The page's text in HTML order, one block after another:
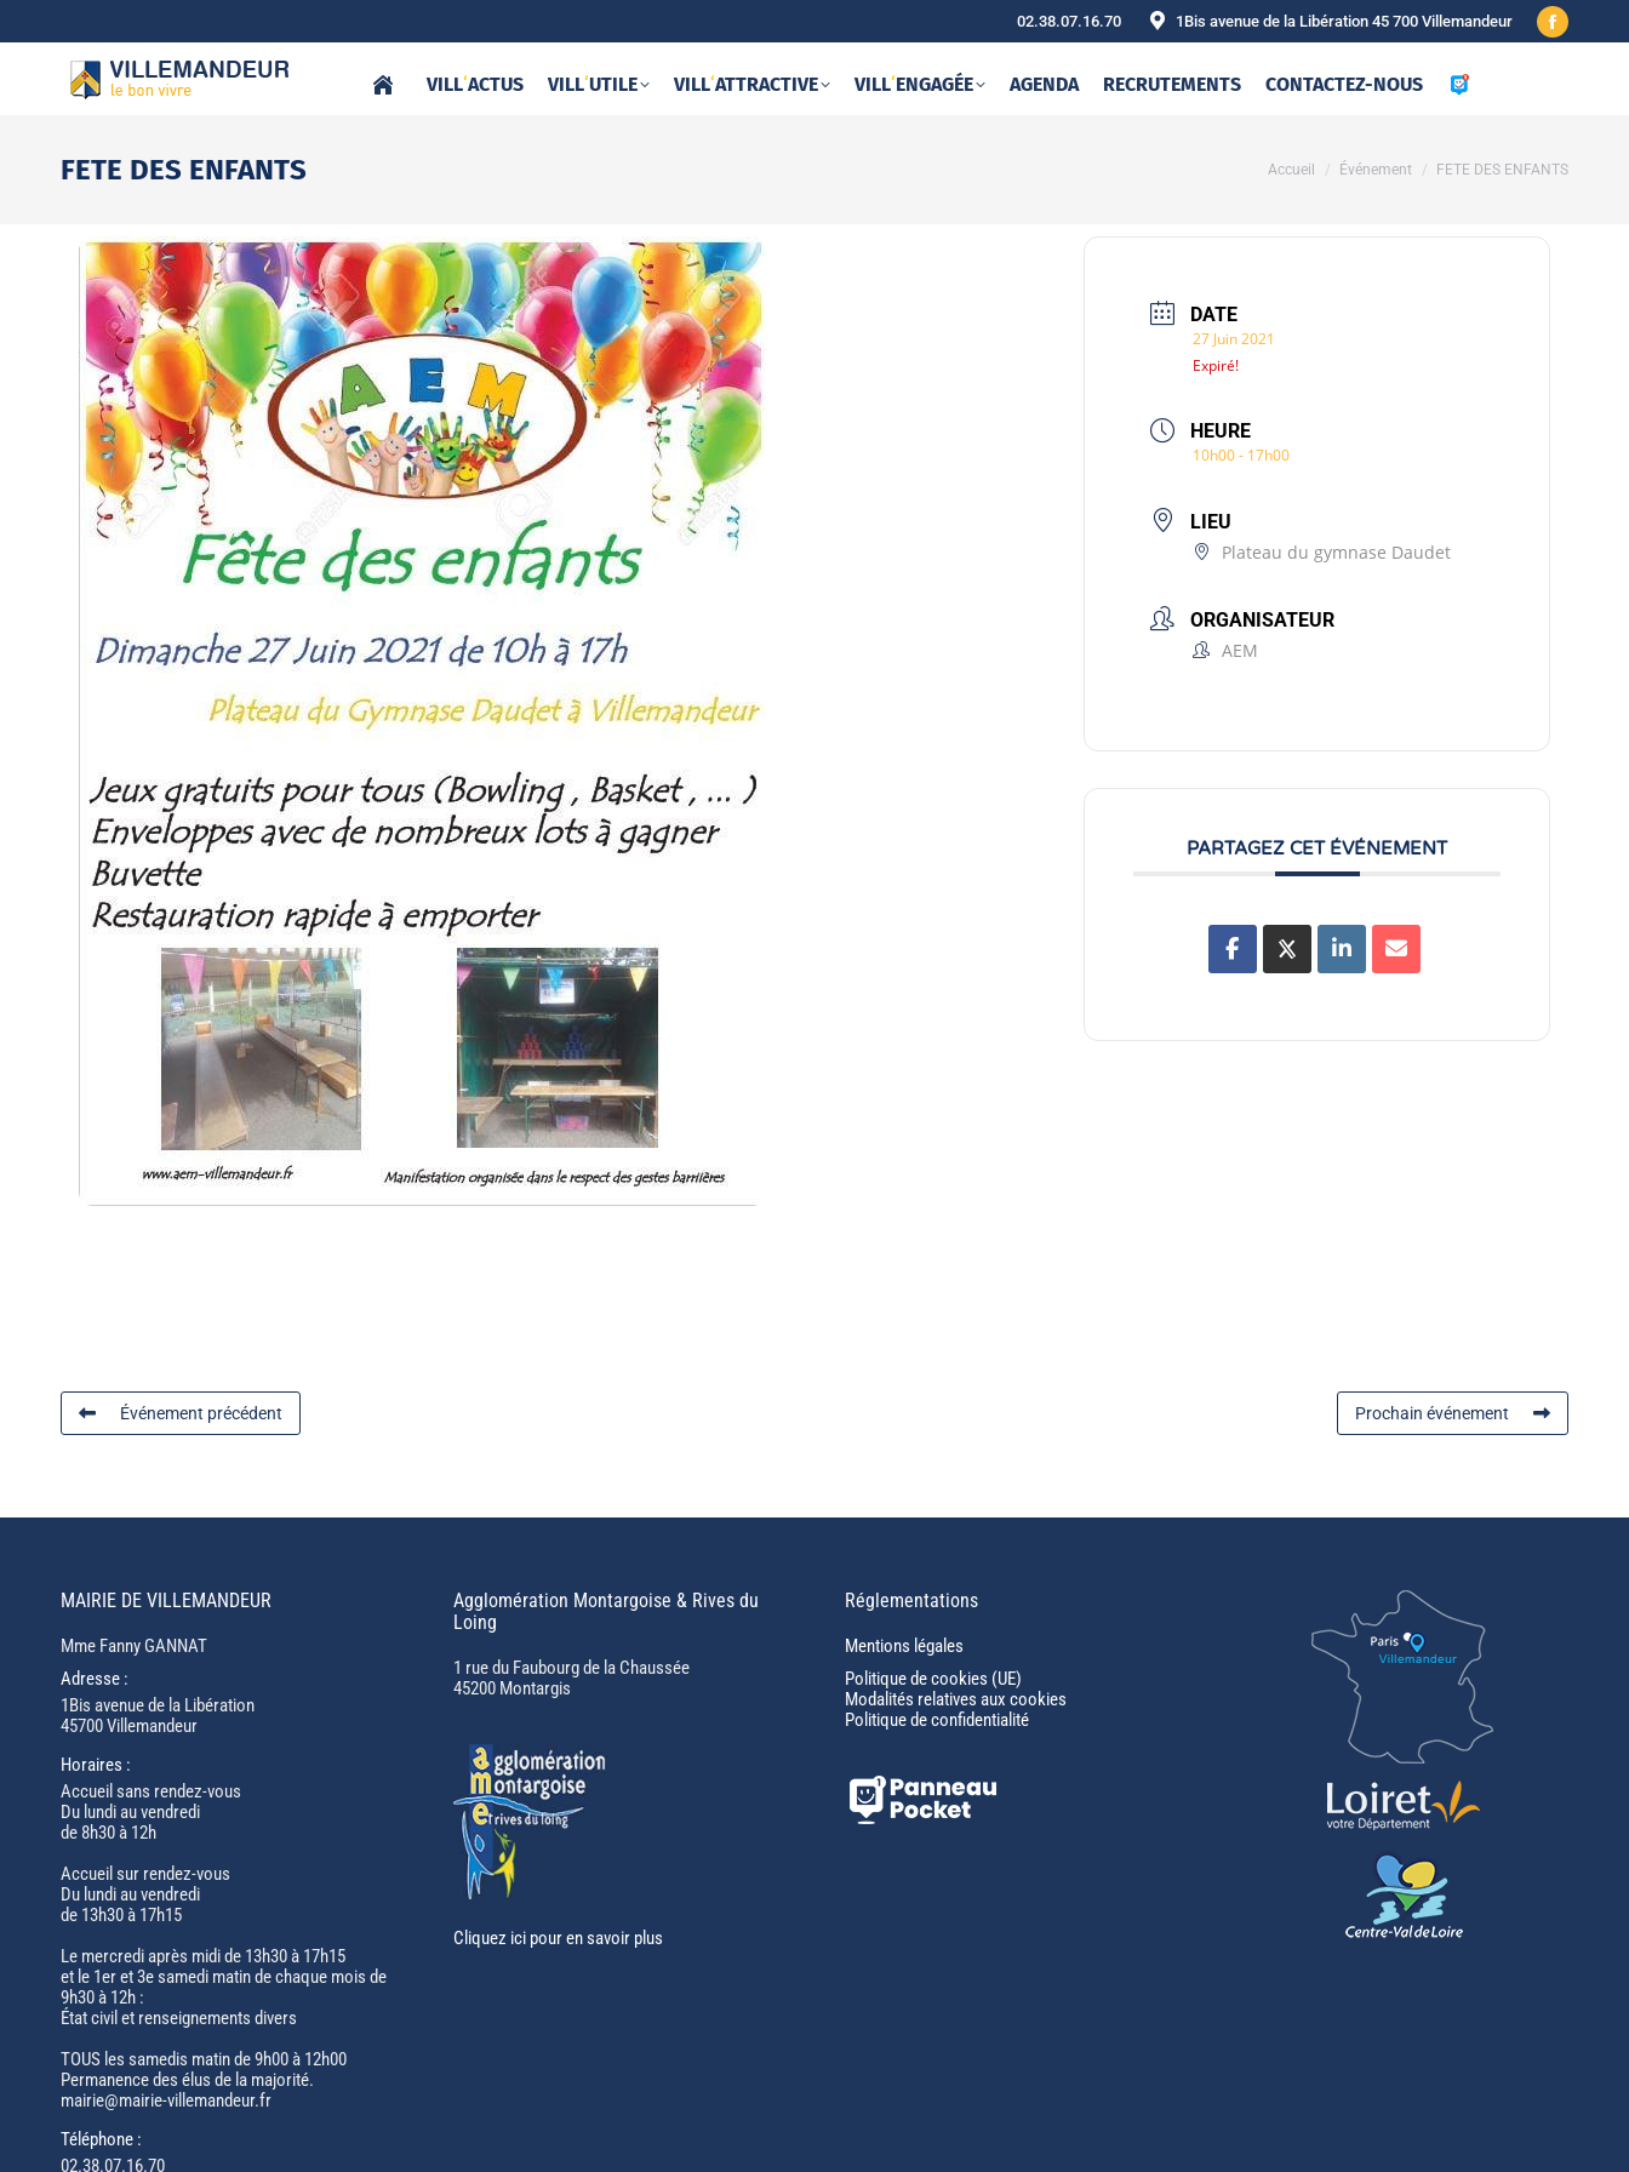
02.38.07.16.70 1Bis avenue de la Libération 45 700 Villemandeur
Facebook
new
VILL‘ACTUS VILL‘UTILE VILL‘ATTRACTIVE VILL‘ENGAGÉE AGENDA RECRUTEMENTS CONTACTEZ-NOUS
FETE DES ENFANTS Vous êtes ici :
Accueil Événement FETE DES ENFANTS
DATE
27 Juin 2021
Expiré!
HEURE
10h00 - 17h00
LIEU
Plateau du gymnase Daudet
ORGANISATEUR
AEM
PARTAGEZ CET ÉVÉNEMENT
Événement précédent Prochain événement
MAIRIE DE VILLEMANDEUR
Mme Fanny GANNAT
Adresse :
1Bis avenue de la Libération
45700 Villemandeur
Horaires :
Accueil sans rendez-vous
Du lundi au vendredi
de 8h30 à 12h
Accueil sur rendez-vous
Du lundi au vendredi
de 13h30 à 17h15
Le mercredi après midi de 13h30 à 17h15
et le 1er et 3e samedi matin de chaque mois de
9h30 à 12h :
État civil et renseignements divers
TOUS les samedis matin de 9h00 à 12h00
Permanence des élus de la majorité.
mairie@mairie-villemandeur.fr
Téléphone :
02.38.07.16.70
Agglomération Montargoise & Rives du
Loing
1 rue du Faubourg de la Chaussée
45200 Montargis
Cliquez ici pour en savoir plus
Réglementations
Mentions légales
Politique de cookies (UE)
Modalités relatives aux cookies
Politique de confidentialité